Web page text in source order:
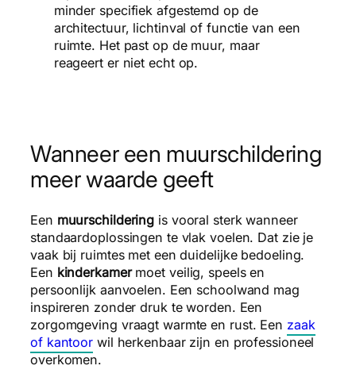
minder specifiek afgestemd op de
architectuur, lichtinval of functie van een
ruimte. Het past op de muur, maar
reageert er niet echt op.
Wanneer een muurschildering
meer waarde geeft
Een muurschildering is vooral sterk wanneer
standaardoplossingen te vlak voelen. Dat zie je
vaak bij ruimtes met een duidelijke bedoeling.
Een kinderkamermoet veilig, speels en
persoonlijk aanvoelen. Een schoolwand mag
inspireren zonder druk te worden. Een
zorgomgeving vraagt warmte en rust. Een zaak
of kantoor wil herkenbaar zijn en professioneel
overkomen.